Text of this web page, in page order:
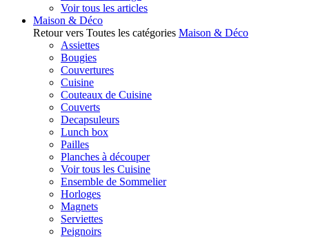
Voir tous les articles
Maison & Déco
Retour vers Toutes les catégories Maison & Déco
Assiettes
Bougies
Couvertures
Cuisine
Couteaux de Cuisine
Couverts
Decapsuleurs
Lunch box
Pailles
Planches à découper
Voir tous les Cuisine
Ensemble de Sommelier
Horloges
Magnets
Serviettes
Peignoirs